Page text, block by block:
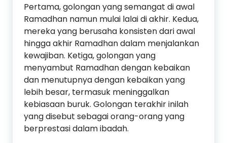
Pertama, golongan yang semangat di awal
Ramadhan namun mulai lalai di akhir. Kedua,
mereka yang berusaha konsisten dari awal
hingga akhir Ramadhan dalam menjalankan
kewajiban. Ketiga, golongan yang
menyambut Ramadhan dengan kebaikan
dan menutupnya dengan kebaikan yang
lebih besar, termasuk meninggalkan
kebiasaan buruk. Golongan terakhir inilah
yang disebut sebagai orang-orang yang
berprestasi dalam ibadah.